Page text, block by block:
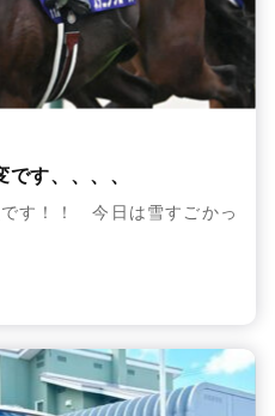
す、、、、
す！！ 今日は雪すごかっ